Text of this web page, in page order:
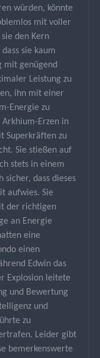
würden, könnte
mit voller
den Kern
sie kaum
mit genügend
Leistung zu
ihn mit einer
Energie zu
Erzen in
Superkräften zu
Sie stießen auf
stets in einem
sicher, dass dieses
aufwies. Sie
der richtigen
an Energie
eine
einen
Edwin das
Explosion leitete
und Bewertung
und
zu
Leider gibt
bemerkenswerte